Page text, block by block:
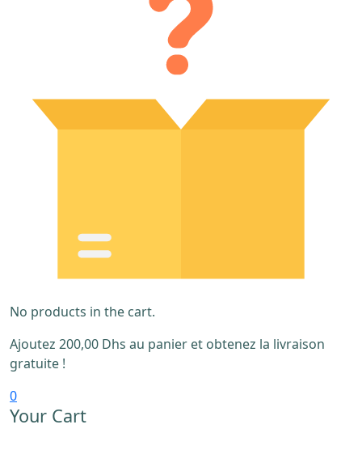
No products in the cart.
Ajoutez 200,00 Dhs au panier et obtenez la livraison
gratuite !
0
Your Cart